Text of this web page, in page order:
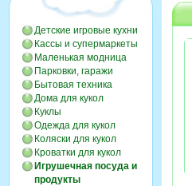
Детские игровые кухни
Кассы и супермаркеты
Маленькая модница
Парковки, гаражи
Бытовая техника
Дома для кукол
Куклы
Одежда для кукол
Коляски для кукол
Кроватки для кукол
Игрушечная посуда и
продукты